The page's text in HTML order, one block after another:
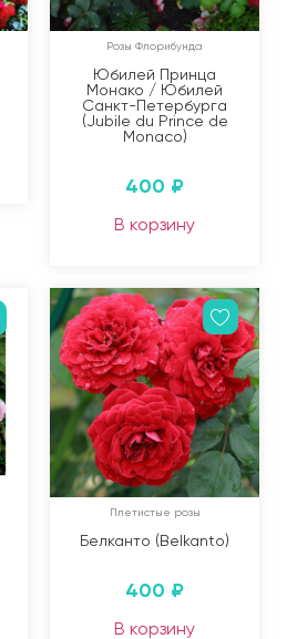
Розы Флорибунда
Юбилей Принца
Монако / Юбилей
Санкт-Петербурга
(Jubile du Prince de
Monaco)
400 ₽
В корзину
Плетистые розы
Белканто (Belkanto)
400 ₽
В корзину